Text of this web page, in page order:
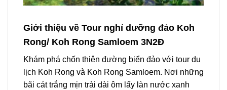
Giới thiệu về Tour nghỉ dưỡng đảo Koh
Rong/ Koh Rong Samloem 3N2Đ
Khám phá chốn thiên đường biển đảo với tour du
lịch Koh Rong và Koh Rong Samloem. Nơi những
bãi cát trắng mịn trải dài ôm lấy làn nước xanh